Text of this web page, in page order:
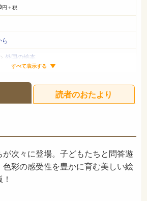
円＋税
> 外国の絵本
ジ
03-237160-4
12月
すべて表示する
読者のおたより
次々に登場。子どもたちと問答遊
彩の感受性を豊かに育む美しい絵